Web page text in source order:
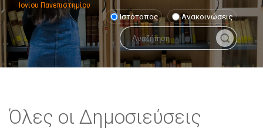
Ιονίου Πανεπιστημίου
Ιστότοπος Ανακοινώσεις
Όλες οι Δημοσιεύσεις